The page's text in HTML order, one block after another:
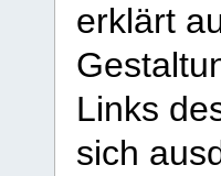
erklärt
Links
sich